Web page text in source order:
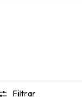
Filtrar